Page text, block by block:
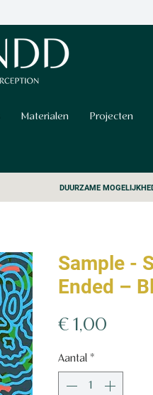
Materialen Projecten
DUURZAME
Sample -
Ended –
€ 1,00
Aantal *